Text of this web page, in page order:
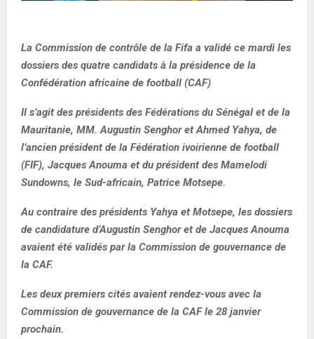
La Commission de contrôle de la Fifa a validé ce mardi les
dossiers des quatre candidats à la présidence de la
Confédération africaine de football (CAF)
Il s’agit des présidents des Fédérations du Sénégal et de la
Mauritanie, MM. Augustin Senghor et Ahmed Yahya, de
l’ancien président de la Fédération ivoirienne de football
(FIF), Jacques Anouma et du président des Mamelodi
Sundowns, le Sud-africain, Patrice Motsepe.
Au contraire des présidents Yahya et Motsepe, les dossiers
de candidature d’Augustin Senghor et de Jacques Anouma
avaient été validés par la Commission de gouvernance de
la CAF.
Les deux premiers cités avaient rendez-vous avec la
Commission de gouvernance de la CAF le 28 janvier
prochain.